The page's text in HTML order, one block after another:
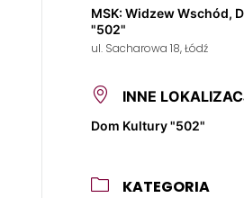
MSK: Widzew Wschód,
"502"
ul. Sacharowa 18, Łódź
INNE
Dom Kultury "502"
KATEGORIA